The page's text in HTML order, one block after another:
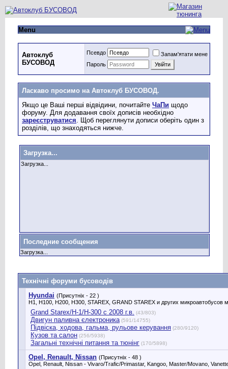
Menu
Автоклуб
БУСОВОД
Псевдо
Запам'ятати мене
Пароль
Ласкаво просимо на Автоклуб БУСОВОД.
Якщо це Ваші перші відвідини, почитайте ЧаПи щодо
форуму. Для додавання своїх дописів необхідно
зареєструватися . Щоб переглянути дописи оберіть один з
розділів, що знаходяться нижче.
Загрузка...
Загрузка...
Последние сообщения
Загрузка...
Технічні форуми бусоводів
Hyundai (Присутніх - 22 )
H1, H100, H200, H300, STAREX, GRAND STAREX и других микроавтобусов
Grand Starex/H-1/H-300 с 2008 г.в. (43/803)
Двигун паливна єлектроника (591/14755)
Підвіска, ходова, гальма, рульове керування (280/9120)
Кузов та салон (256/5938)
Загальні технічні питання та тюнінг (170/5898)
Opel, Renault, Nissan (Присутніх - 48 )
Opel, Renault, Nissan - Vivaro/Trafic/Primastar, Kangoo, Master/Movano, Vanette